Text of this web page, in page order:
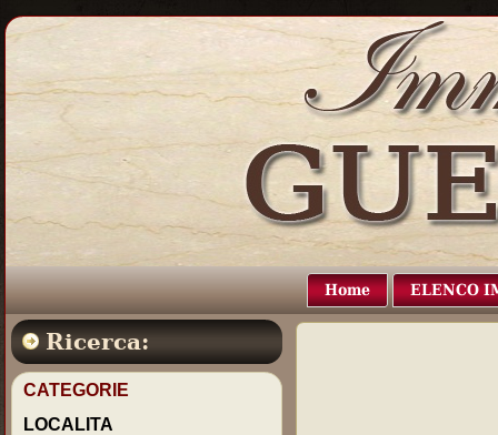
Home ELENCO
Ricerca:
CATEGORIE
LOCALITA